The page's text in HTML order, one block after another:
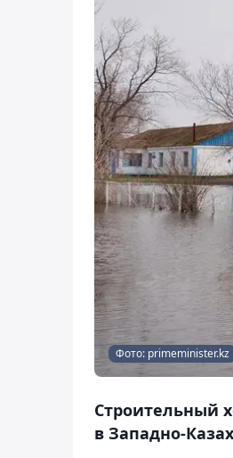
Фото: primeminister.kz
Строительный
в Западно-